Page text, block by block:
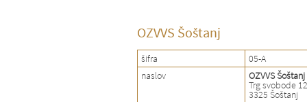
OZVVS Šoštanj
šifra
05-A
naslov
OZVVS Šoštanj
Trg svobode 12
3325 Šoštanj